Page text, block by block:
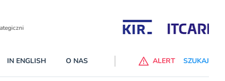
Partnerzy wspierający
IN ENGLISH O NAS ALERT SZUKAJ